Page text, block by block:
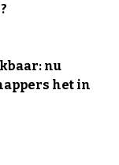
nu
het in